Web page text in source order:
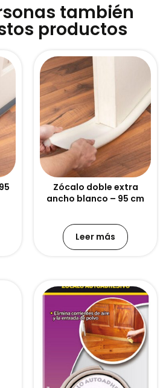
también
productos
Zócalo doble extra
ancho blanco – 95 cm
Leer más